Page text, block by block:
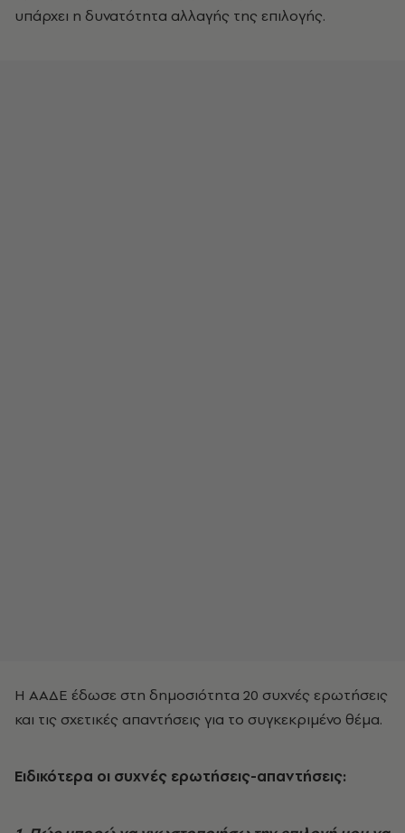
υπάρχει η δυνατότητα αλλαγής της επιλογής.
Η ΑΑΔΕ έδωσε στη δημοσιότητα 20 συχνές ερωτήσεις
και τις σχετικές απαντήσεις για το συγκεκριμένο θέμα.
Ειδικότερα οι συχνές ερωτήσεις-απαντήσεις: